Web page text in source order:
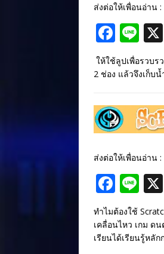
ส่งต่อให้เพื่อนอ่าน :
F
ac
e
o
o
k
Li
e
ให้ใช้ลูปเพื่อรวบร
2 ช่อง แล้วจึงเก็บ
ส่งต่อให้เพื่อนอ่าน :
F
ac
e
b
Li
n
e
ทำไมต้องใช้
เคลื่อนไหว เกม ด
เรียนได้เรียนรู้หลั